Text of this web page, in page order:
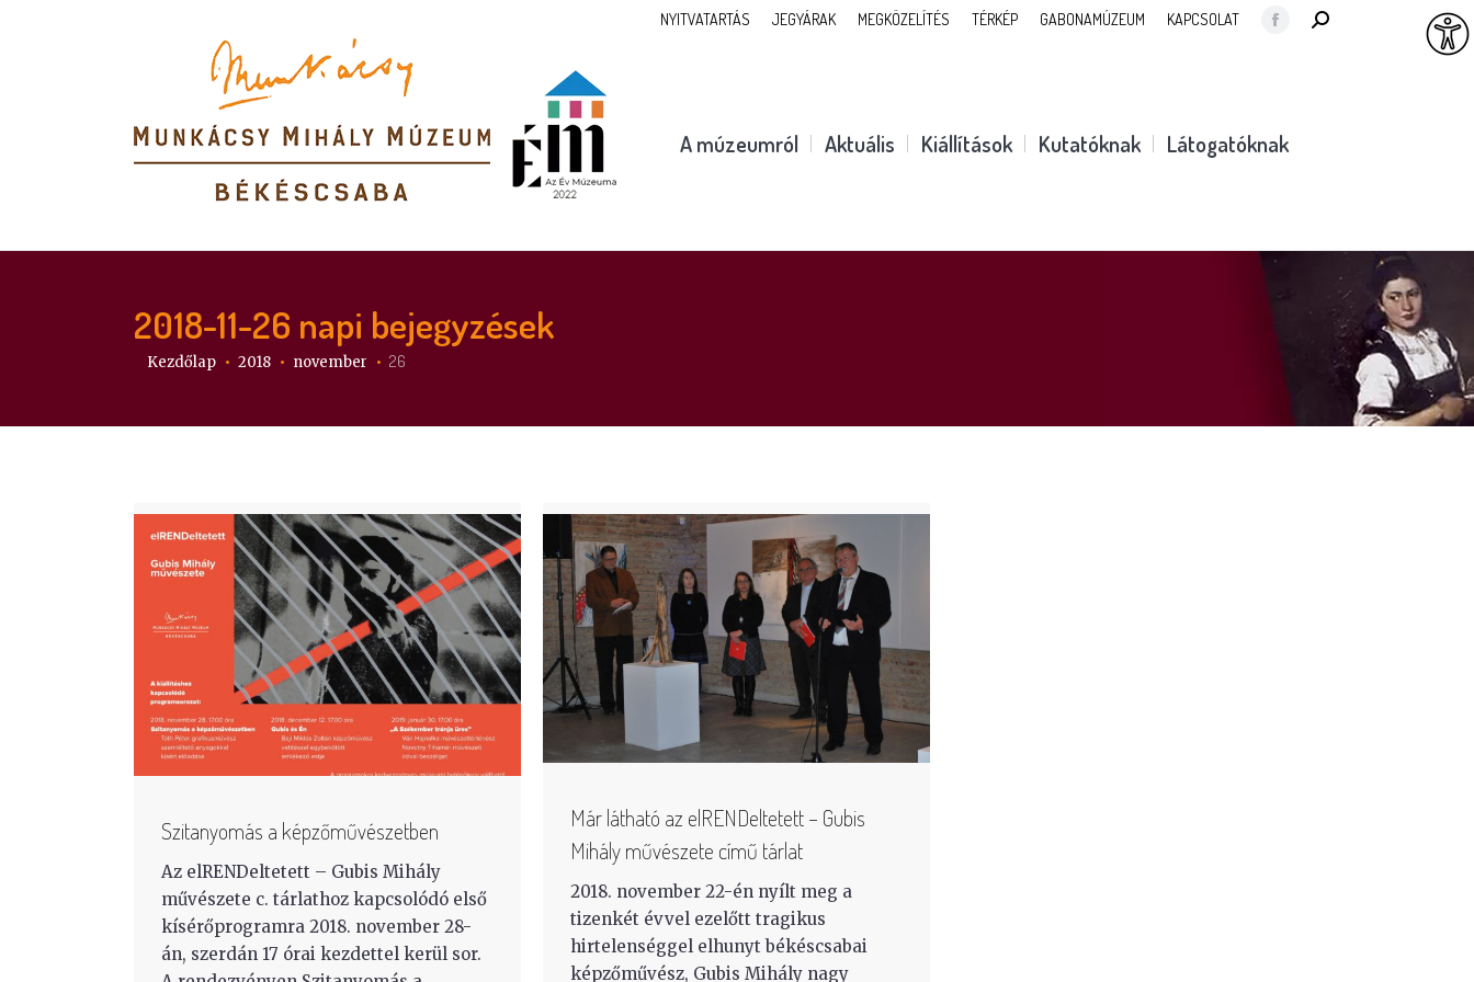
NYITVATARTÁS JEGYÁRAK MEGKÖZELÍTÉS TÉRKÉP GABONAMÚZEUM KAPCSOLAT
Facebook
new
SEARCH:
A múzeumról Aktuális Kiállítások Kutatóknak Látogatóknak
2018-11-26 napi bejegyzések
Itt vagy:
Kezdőlap 2018 november 26
Szitanyomás a képzőművészetben
Az elRENDeltetett – Gubis Mihály
művészete c. tárlathoz kapcsolódó első
kísérőprogramra 2018. november 28-
án, szerdán 17 órai kezdettel kerül sor.
Már látható az elRENDeltetett – Gubis
Mihály művészete című tárlat
2018. november 22-én nyílt meg a
tizenkét évvel ezelőtt tragikus
hirtelenséggel elhunyt békéscsabai
képzőművész, Gubis Mihály nagy